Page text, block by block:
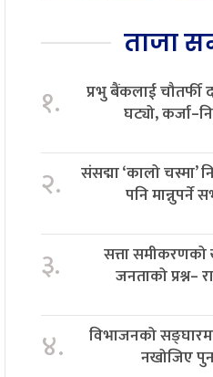
ताजा
१.
प्रभु बैंकलाई चौतर्फी
घट्यो,
२.
संसद्मा ‘कालो चस्मा’
पनि मान्नुपर्ने
३.
सत्ता
जनताको प्रश्न–
४.
विभाजनको
नखोजिए